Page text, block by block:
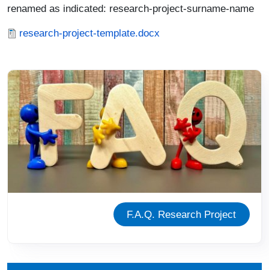
renamed as indicated: research-project-surname-name
Documento
research-project-template.docx
Immagine
F.A.Q. Research Project